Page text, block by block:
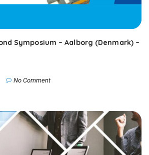
Symposium – Aalborg (Denmark) –
No Comment